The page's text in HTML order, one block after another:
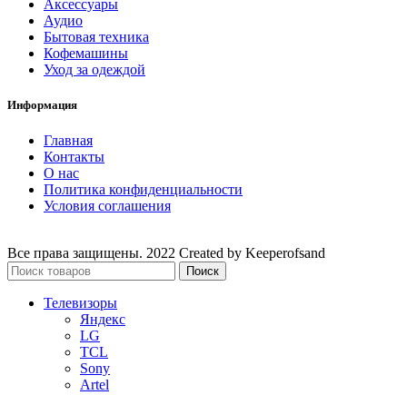
Аксессуары
Аудио
Бытовая техника
Кофемашины
Уход за одеждой
Информация
Главная
Контакты
О нас
Политика конфиденциальности
Условия соглашения
Все права защищены. 2022 Created by Keeperofsand
Поиск
Телевизоры
Яндекс
LG
TCL
Sony
Artel